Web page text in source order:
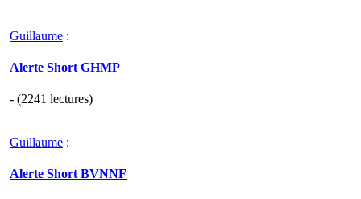
Guillaume :
Alerte Short GHMP
- (2241 lectures)
Guillaume :
Alerte Short BVNNF